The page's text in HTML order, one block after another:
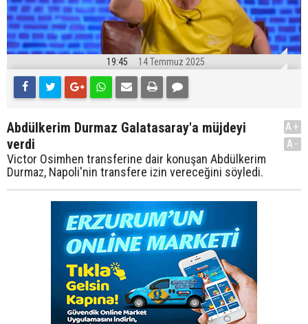
19:45 14 Temmuz 2025
Abdülkerim Durmaz Galatasaray'a müjdeyi
verdi
Victor Osimhen transferine dair konuşan Abdülkerim
Durmaz, Napoli'nin transfere izin vereceğini söyledi.
A+
A-